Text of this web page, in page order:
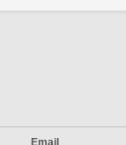
Email